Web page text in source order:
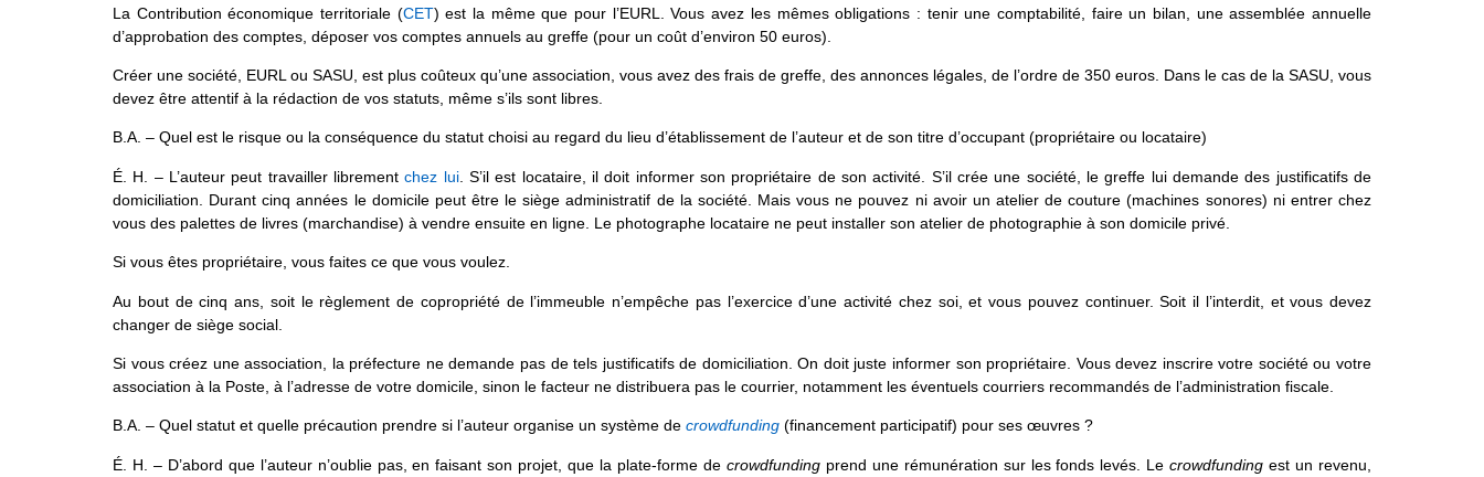
La Contribution économique territoriale (CET) est la même que pour l’EURL. Vous avez les mêmes obligations : tenir une comptabilité, faire un bilan, une assemblée annuelle
d’approbation des comptes, déposer vos comptes annuels au greffe (pour un coût d’environ 50 euros).
Créer une société, EURL ou SASU, est plus coûteux qu’une association, vous avez des frais de greffe, des annonces légales, de l’ordre de 350 euros. Dans le cas de la SASU, vous
devez être attentif à la rédaction de vos statuts, même s’ils sont libres.
B.A. – Quel est le risque ou la conséquence du statut choisi au regard du lieu d’établissement de l’auteur et de son titre d’occupant (propriétaire ou locataire)
É. H. – L’auteur peut travailler librementchez lui. S’il est locataire, il doit informer son propriétaire de son activité. S’il crée une société, le greffe lui demande des justificatifs de
domiciliation. Durant cinq années le domicile peut être le siège administratif de la société. Mais vous ne pouvez ni avoir un atelier de couture (machines sonores) ni entrer chez
vous des palettes de livres (marchandise) à vendre ensuite en ligne. Le photographe locataire ne peut installer son atelier de photographie à son domicile privé.
Si vous êtes propriétaire, vous faites ce que vous voulez.
Au bout de cinq ans, soit le règlement de copropriété de l’immeuble n’empêche pas l’exercice d’une activité chez soi, et vous pouvez continuer. Soit il l’interdit, et vous devez
changer de siège social.
Si vous créez une association, la préfecture ne demande pas de tels justificatifs de domiciliation. On doit juste informer son propriétaire. Vous devez inscrire votre société ou votre
association à la Poste, à l’adresse de votre domicile, sinon le facteur ne distribuera pas le courrier, notamment les éventuels courriers recommandés de l’administration fiscale.
B.A. – Quel statut et quelle précaution prendre si l’auteur organise un système de crowdfunding (financement participatif) pour ses œuvres ?
É. H. – D’abord que l’auteur n’oublie pas, en faisant son projet, que la plate-forme de crowdfundingprend une rémunération sur les fonds levés. Lecrowdfunding est un revenu,